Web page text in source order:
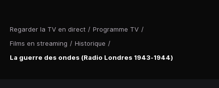
Regarder la TV en direct / Programme TV /
Films en streaming / Historique /
La guerre des ondes (Radio Londres 1943-1944)